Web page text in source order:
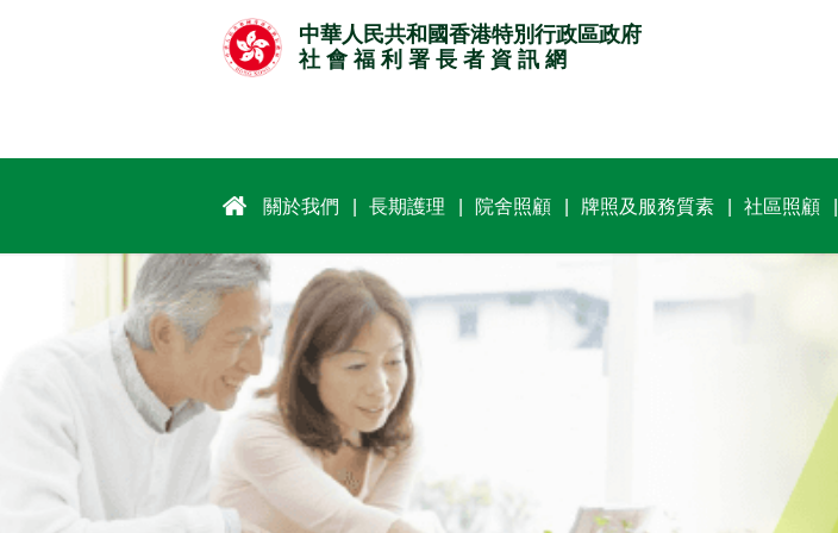
中華人民共和國香港特別行政區政府
社 會 福 利 署 長 者 資 訊 網
關於我們 長期護理 院舍照顧 牌照及服務質素 社區照顧